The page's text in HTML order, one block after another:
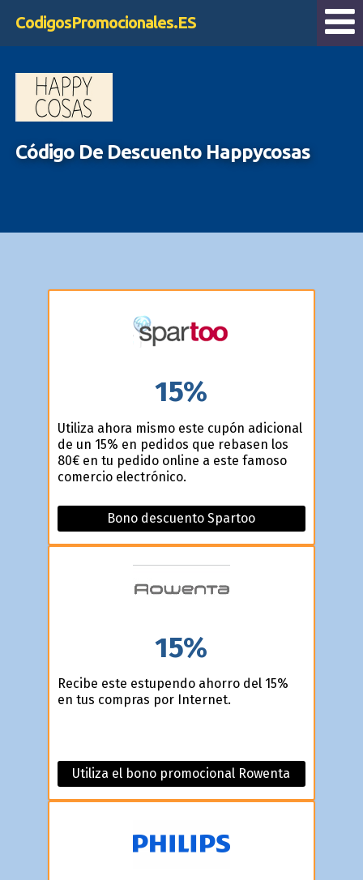
CodigosPromocionales.ES
Código De Descuento Happycosas
15%
Utiliza ahora mismo este cupón adicional
de un 15% en pedidos que rebasen los
80€ en tu pedido online a este famoso
comercio electrónico.
Bono descuento Spartoo
15%
Recibe este estupendo ahorro del 15%
en tus compras por Internet.
Utiliza el bono promocional Rowenta